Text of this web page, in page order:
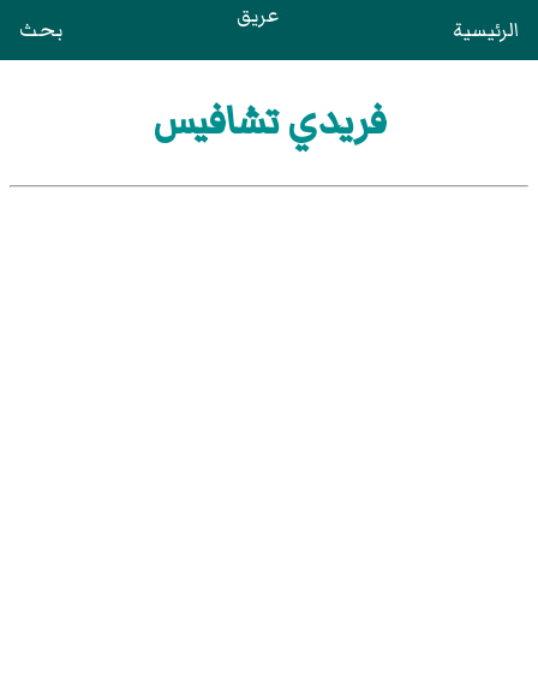
الرئيسية عريق بحث
فريدي تشافيس